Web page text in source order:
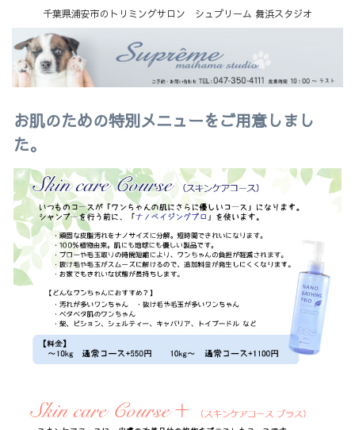
千葉県浦安市のトリミングサロン シュプリーム 舞浜スタジオ
お肌のための特別メニューをご用意しまし
た。